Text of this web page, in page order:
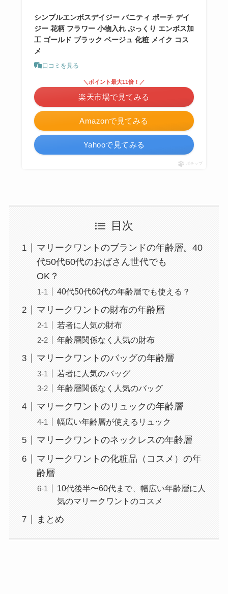
シンプルエンボスデイジー バニティ ポーチ デイ
ジー 花柄 フラワー 小物入れ ぷっくり エンボス加
工 ゴールド ブラック ベージュ 化粧 メイク コス
メ
口コミを見る
Amazonで見てみる
＼ポイント最大11倍！／
楽天市場で見てみる
Yahooで見てみる
ポチップ
目次
マリークワントのブランドの年齢層。40
代50代60代のおばさん世代でも
OK？
40代50代60代の年齢層でも使える？
マリークワントの財布の年齢層
若者に人気の財布
年齢層関係なく人気の財布
マリークワントのバッグの年齢層
若者に人気のバッグ
年齢層関係なく人気のバッグ
マリークワントのリュックの年齢層
幅広い年齢層が使えるリュック
マリークワントのネックレスの年齢層
マリークワントの化粧品（コスメ）の年
齢層
10代後半〜60代まで、幅広い年齢層に人
気のマリークワントのコスメ
まとめ